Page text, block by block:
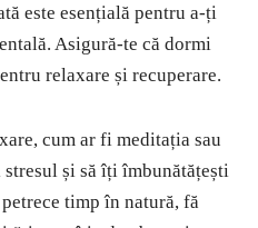
este esențială pentru a-ți
Asigură-te că dormi
relaxare și recuperare.
cum ar fi meditația sau
și să îți îmbunătățești
timp în natură, fă